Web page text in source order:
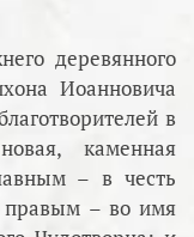
деревянного
Иоанновича
в
каменная
– в честь
правым – во имя